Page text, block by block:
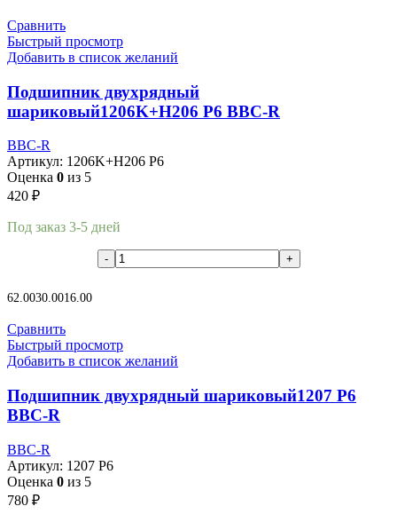
Сравнить
Быстрый просмотр
Добавить в список желаний
Подшипник двухрядный
шариковый1206K+H206 P6 BBC-R
BBC-R
Артикул: 1206K+H206 P6
Оценка 0 из 5
420 ₽
Под заказ 3-5 дней
62.0030.0016.00
Сравнить
Быстрый просмотр
Добавить в список желаний
Подшипник двухрядный шариковый1207 P6
BBC-R
BBC-R
Артикул: 1207 P6
Оценка 0 из 5
780 ₽